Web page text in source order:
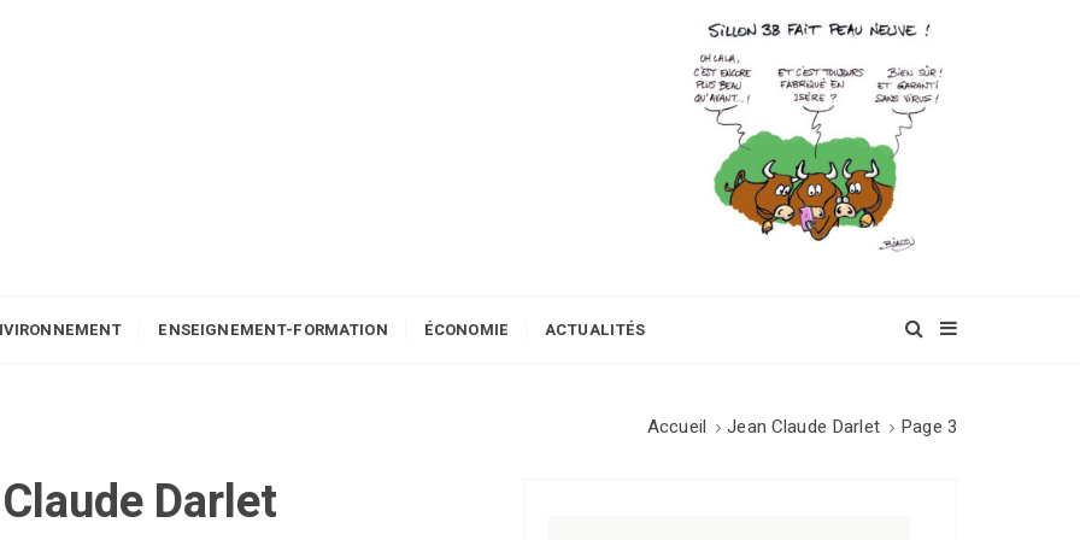
ENSEIGNEMENT-FORMATION ÉCONOMIE ACTUALITÉS
Accueil Jean Claude Darlet Page 3
Darlet